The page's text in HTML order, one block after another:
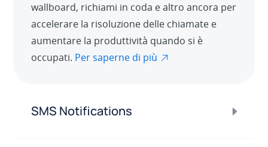
wallboard, richiami in coda e altro ancora per
accelerare la risoluzione delle chiamate e
aumentare la produttività quando si è
occupati. Per saperne di più
SMS Notifications